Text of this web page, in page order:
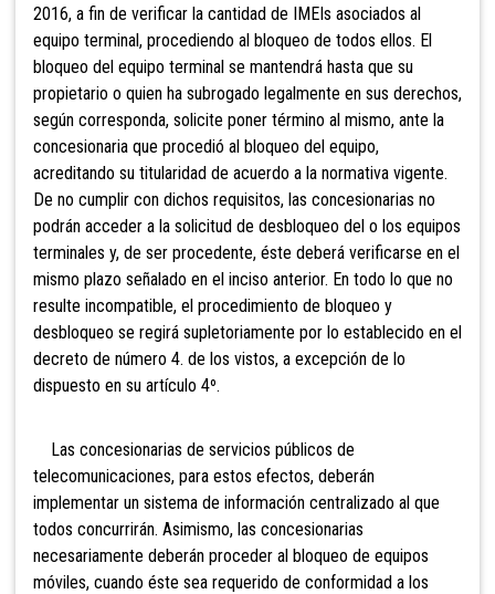
2016, a fin de verificar la cantidad de IMEIs asociados al
equipo terminal, procediendo al bloqueo de todos ellos. El
bloqueo del equipo terminal se mantendrá hasta que su
propietario o quien ha subrogado legalmente en sus derechos,
según corresponda, solicite poner término al mismo, ante la
concesionaria que procedió al bloqueo del equipo,
acreditando su titularidad de acuerdo a la normativa vigente.
De no cumplir con dichos requisitos, las concesionarias no
podrán acceder a la solicitud de desbloqueo del o los equipos
terminales y, de ser procedente, éste deberá verificarse en el
mismo plazo señalado en el inciso anterior. En todo lo que no
resulte incompatible, el procedimiento de bloqueo y
desbloqueo se regirá supletoriamente por lo establecido en el
decreto de número 4. de los vistos, a excepción de lo
dispuesto en su artículo 4º.
Las concesionarias de servicios públicos de
telecomunicaciones, para estos efectos, deberán
implementar un sistema de información centralizado al que
todos concurrirán. Asimismo, las concesionarias
necesariamente deberán proceder al bloqueo de equipos
móviles, cuando éste sea requerido de conformidad a los